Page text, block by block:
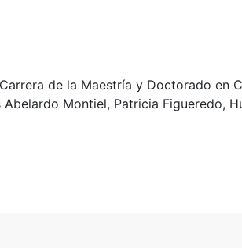
de la Maestría y Doctorado en
Montiel, Patricia Figueredo,